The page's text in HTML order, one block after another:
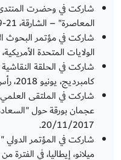
شاركت في وحضرت المنتدى
المعاصرة" – الشارقة، 21-22/2/2019.
شاركت في مؤتمر البحوث
الولايات المتحدة الأمريكية، من 19-22
شاركت في الحلقة
كامبرديج، يونيو 2018، رأس الخيمة.
شاركت في الملتقى العلمي
عجمان بورقة حول
20/11/2017.
شاركت في المؤتمر الدولي